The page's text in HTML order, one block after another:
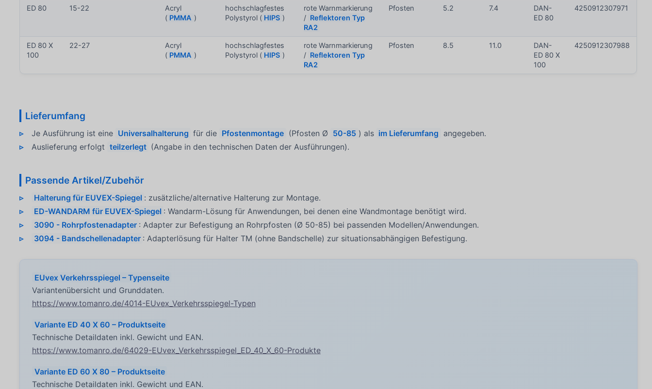
ED 80 15-22
Acryl
( PMMA )
hochschlagfestes
Polystyrol ( HIPS )
rote Warnmarkierung
/ Reflektoren Typ
RA2
Pfosten 5.2 7.4
DAN-
ED 80
4250912307971
ED 80 X
100
22-27
Acryl
( PMMA )
hochschlagfestes
Polystyrol ( HIPS )
rote Warnmarkierung
/ Reflektoren Typ
RA2
Pfosten 8.5 11.0
DAN-
ED 80 X
100
4250912307988
Lieferumfang
Je Ausführung ist eine Universalhalterung für die Pfostenmontage (Pfosten Ø 50-85 ) als im Lieferumfang angegeben.
Auslieferung erfolgt teilzerlegt (Angabe in den technischen Daten der Ausführungen).
Passende Artikel/Zubehör
Halterung für EUVEX-Spiegel : zusätzliche/alternative Halterung zur Montage.
ED-WANDARM für EUVEX-Spiegel : Wandarm-Lösung für Anwendungen, bei denen eine Wandmontage benötigt wird.
3090 - Rohrpfostenadapter : Adapter zur Befestigung an Rohrpfosten (Ø 50-85) bei passenden Modellen/Anwendungen.
3094 - Bandschellenadapter : Adapterlösung für Halter TM (ohne Bandschelle) zur situationsabhängigen Befestigung.
EUvex Verkehrsspiegel – Typenseite
Variantenübersicht und Grunddaten.
https://www.tomanro.de/4014-EUvex_Verkehrsspiegel-Typen
Variante ED 40 X 60 – Produktseite
Technische Detaildaten inkl. Gewicht und EAN.
https://www.tomanro.de/64029-EUvex_Verkehrsspiegel_ED_40_X_60-Produkte
Variante ED 60 X 80 – Produktseite
Technische Detaildaten inkl. Gewicht und EAN.